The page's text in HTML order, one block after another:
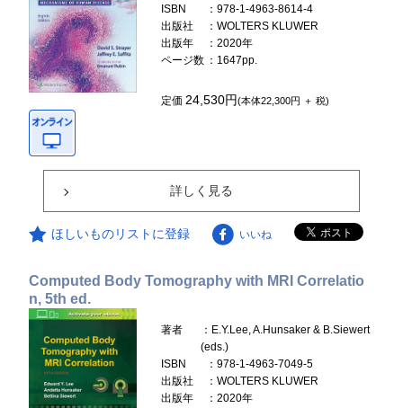
ISBN
：978-1-4963-8614-4
出版社
：WOLTERS KLUWER
出版年
：2020年
ページ数 ：1647pp.
定価24,530円(本体22,300円 ＋ 税)
詳しく見る
ほしいものリストに登録 いいね
Computed Body Tomography with MRI Correlatio
n, 5th ed.
著者
：E.Y.Lee, A.Hunsaker & B.Siewert
(eds.)
ISBN
：978-1-4963-7049-5
出版社
：WOLTERS KLUWER
出版年
：2020年